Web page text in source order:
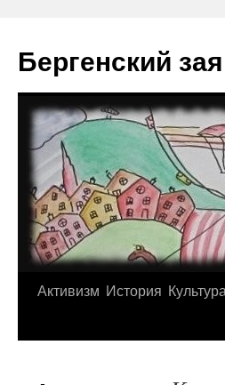
содержимому
Бергенский
Активизм История Культура